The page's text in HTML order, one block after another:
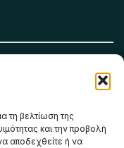
τη βελτίωση της
και την προβολή
αποδεχθείτε ή να